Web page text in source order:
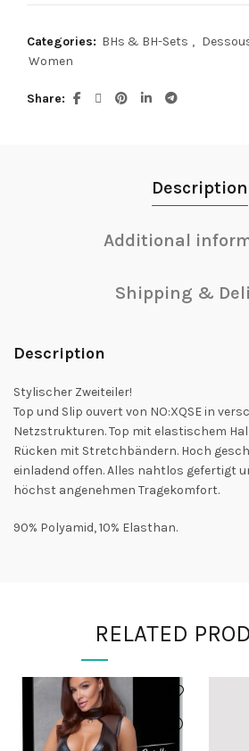
Categories: BHs & BH-Sets ,
Women
Share
Description
Additional
Shipping &
Description
Stylischer Zweiteiler!
Top und Slip ouvert von NO:XQSE in
Netzstrukturen. Top mit elastischem
Rücken mit Stretchbändern. Hoch
einladend offen. Alles nahtlos gefertigt
höchst angenehmen Tragekomfort.
90% Polyamid, 10% Elasthan.
RELATED